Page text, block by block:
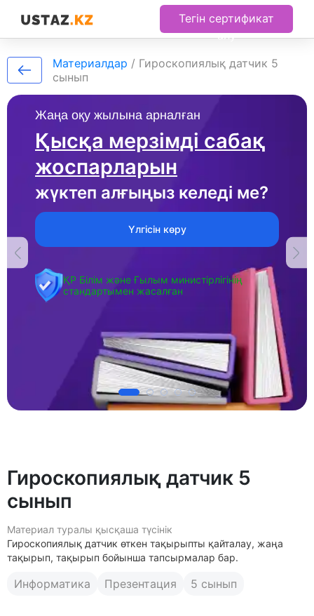
Тегін сертификат
алу
Жаңа оқу жылына арналған
Қысқа мерзімді сабақ
жоспарларын
жүктеп алғыңыз келеді ме?
Үлгісін көру
ҚР Білім және Ғылым министірлігінің
стандартымен жасалған
Материалдар / Гироскопиялық датчик 5
сынып
Гироскопиялық датчик 5
сынып
Материал туралы қысқаша түсінік
Гироскопиялық датчик өткен тақырыпты қайталау, жаңа
тақырып, тақырып бойынша тапсырмалар бар.
Информатика Презентация 5 сынып